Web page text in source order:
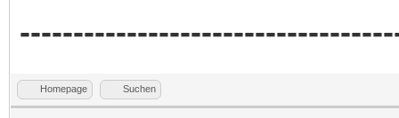
Homepage Suchen